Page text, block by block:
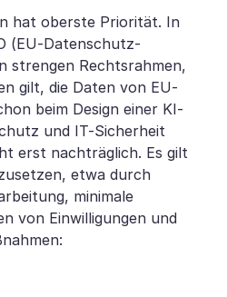
hat oberste Priorität. In
(EU-Datenschutz-
strengen Rechtsrahmen,
gilt, die Daten von EU-
beim Design einer KI-
und IT-Sicherheit
erst nachträglich. Es gilt
etwa durch
minimale
von Einwilligungen und